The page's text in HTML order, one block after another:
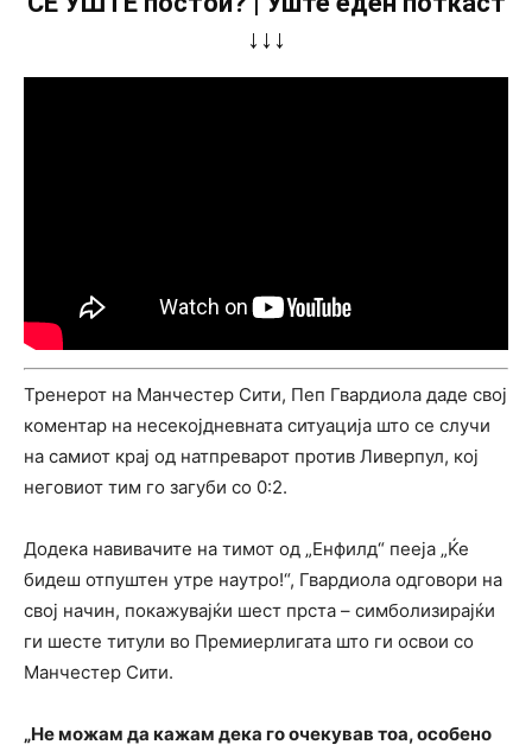
↓↓↓
Тренерот на Манчестер Сити, Пеп Гвардиола даде свој
коментар на несекојдневната ситуација што се случи
на самиот крај од натпреварот против Ливерпул, кој
неговиот тим го загуби со 0:2.
Додека навивачите на тимот од „Енфилд“ пееја „Ќе
бидеш отпуштен утре наутро!“, Гвардиола одговори на
свој начин, покажувајќи шест прста – симболизирајќи
ги шесте титули во Премиерлигата што ги освои со
Манчестер Сити.
„Не можам да кажам дека го очекував тоа, особено